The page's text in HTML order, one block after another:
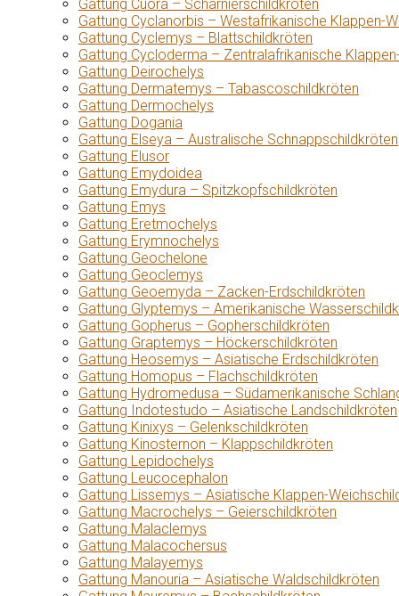
Gattung Cuora – Scharnierschildkröten
Gattung Cyclanorbis – Westafrikanische Klappen-
Gattung Cyclemys – Blattschildkröten
Gattung Cycloderma – Zentralafrikanische
Gattung Deirochelys
Gattung Dermatemys – Tabascoschildkröten
Gattung Dermochelys
Gattung Dogania
Gattung Elseya – Australische Schnappschildkröten
Gattung Elusor
Gattung Emydoidea
Gattung Emydura – Spitzkopfschildkröten
Gattung Emys
Gattung Eretmochelys
Gattung Erymnochelys
Gattung Geochelone
Gattung Geoclemys
Gattung Geoemyda – Zacken-Erdschildkröten
Gattung Glyptemys – Amerikanische
Gattung Gopherus – Gopherschildkröten
Gattung Graptemys – Höckerschildkröten
Gattung Heosemys – Asiatische Erdschildkröten
Gattung Homopus – Flachschildkröten
Gattung Hydromedusa – Südamerikanische
Gattung Indotestudo – Asiatische Landschildkröten
Gattung Kinixys – Gelenkschildkröten
Gattung Kinosternon – Klappschildkröten
Gattung Lepidochelys
Gattung Leucocephalon
Gattung Lissemys – Asiatische Klappen-
Gattung Macrochelys – Geierschildkröten
Gattung Malaclemys
Gattung Malacochersus
Gattung Malayemys
Gattung Manouria – Asiatische Waldschildkröten